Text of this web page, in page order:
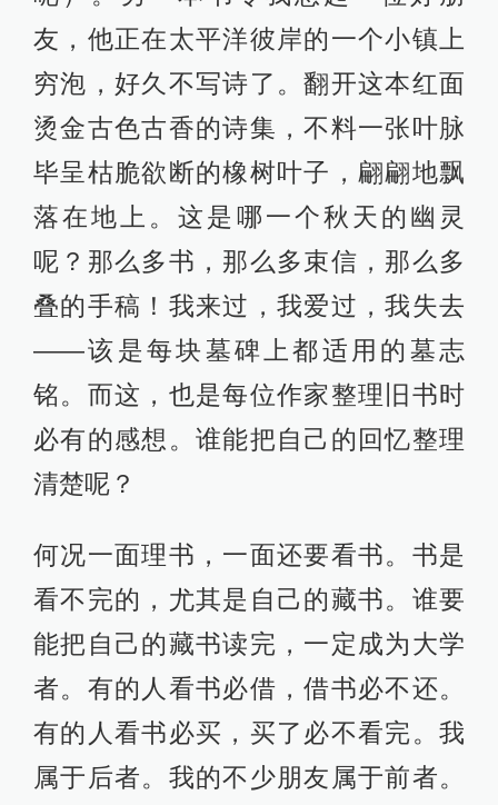
友，他正在太平洋彼岸的一个小镇上
穷泡，好久不写诗了。翻开这本红面
烫金古色古香的诗集，不料一张叶脉
毕呈枯脆欲断的橡树叶子，翩翩地飘
落在地上。这是哪一个秋天的幽灵
呢？那么多书，那么多束信，那么多
叠的手稿！我来过，我爱过，我失去
——该是每块墓碑上都适用的墓志
铭。而这，也是每位作家整理旧书时
必有的感想。谁能把自己的回忆整理
清楚呢？
何况一面理书，一面还要看书。书是
看不完的，尤其是自己的藏书。谁要
能把自己的藏书读完，一定成为大学
者。有的人看书必借，借书必不还。
有的人看书必买，买了必不看完。我
属于后者。我的不少朋友属于前者。